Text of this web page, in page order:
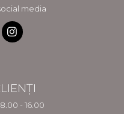
media
- 16.00